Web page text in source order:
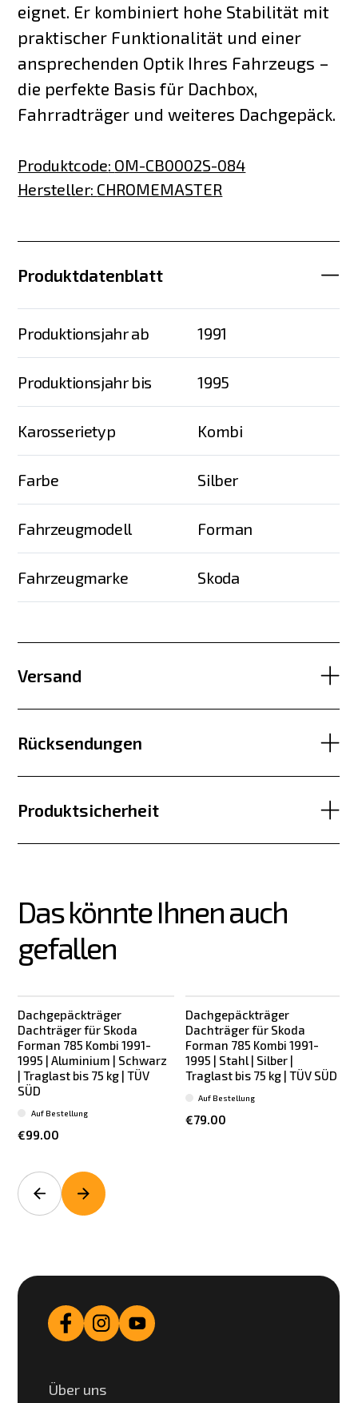
eignet. Er kombiniert hohe Stabilität mit
praktischer Funktionalität und einer
ansprechenden Optik Ihres Fahrzeugs –
die perfekte Basis für Dachbox,
Fahrradträger und weiteres Dachgepäck.
Produktcode: OM-CB0002S-084
Hersteller: CHROMEMASTER
Produktdatenblatt
Produktionsjahr ab 1991
Produktionsjahr bis 1995
Karosserietyp Kombi
Farbe Silber
Fahrzeugmodell Forman
Fahrzeugmarke Skoda
Versand
Rücksendungen
Produktsicherheit
Das könnte Ihnen auch
gefallen
Dachgepäckträger
Dachträger für Skoda
Forman 785 Kombi 1991-
1995 | Aluminium | Schwarz
| Traglast bis 75 kg | TÜV
SÜD
€99.00
Auf Bestellung
Dachgepäckträger
Dachträger für Skoda
Forman 785 Kombi 1991-
1995 | Stahl | Silber |
Traglast bis 75 kg | TÜV SÜD
€79.00
Auf Bestellung
Über uns